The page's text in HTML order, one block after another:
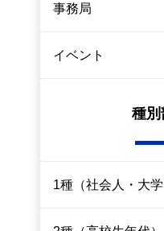
事務局
イベント
種別
1種（社会人・大学